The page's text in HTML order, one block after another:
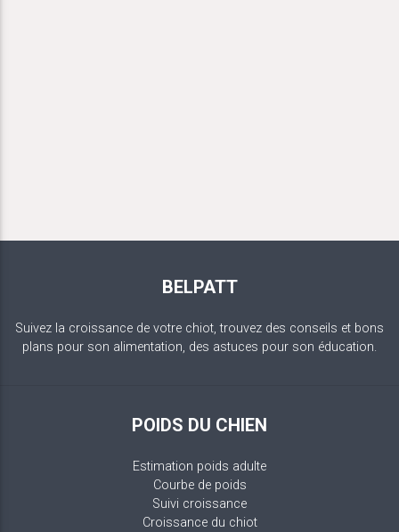
BELPATT
Suivez la croissance de votre chiot, trouvez des conseils et bons
plans pour son alimentation, des astuces pour son éducation.
POIDS DU CHIEN
Estimation poids adulte
Courbe de poids
Suivi croissance
Croissance du chiot